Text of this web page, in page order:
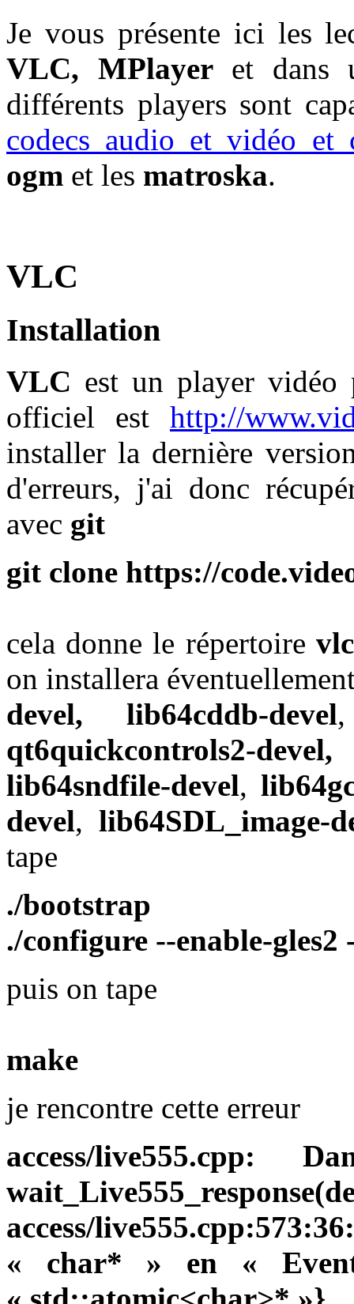
Je vous présente ici les
VLC, MPlayeret dans
différents players sont
codecs audio et vidéo et
ogm et les matroska.
VLC
Installation
VLC est un player vidéo
officiel est http://
installer la dernière
d'erreurs, j'ai donc
avec git
git clone https://
cela donne le répertoire vlc
on installera
devel, lib64cddb-devel
qt6quickcontrols2-
lib64sndfile-devel,
devel, lib64SDL_image-
tape
./bootstrap
./configure --enable-
puis on tape
make
je rencontre cette erreur
access/
access/
« char* » en «